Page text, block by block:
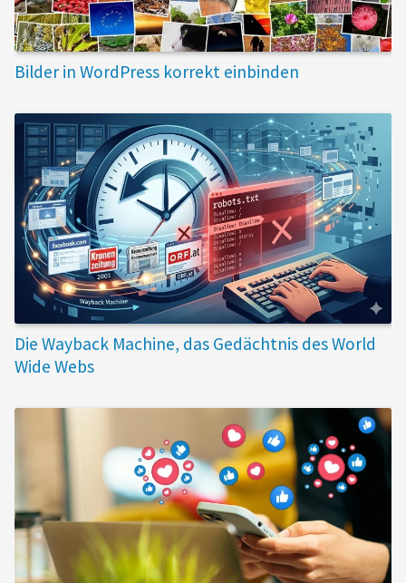
Bilder in WordPress korrekt einbinden
Die Wayback Machine, das Gedächtnis des World
Wide Webs